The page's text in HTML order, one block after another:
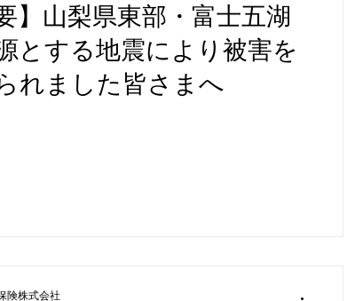
】山梨県東部・富士五湖
とする地震により被害を
れました皆さまへ
険株式会社